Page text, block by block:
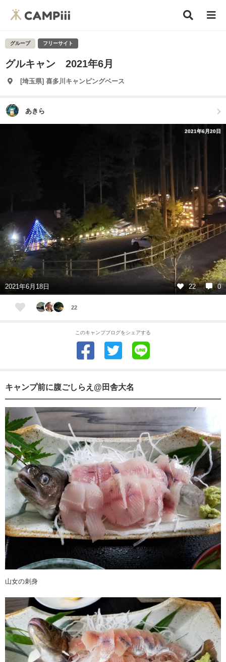
グループ フリーサイト
グルキャン 2021年6月
[埼玉県] 喜多川キャンピングベース
あきら
2021年6月20日
2021年6月18日 22 0
22
このキャンプブログをシェアする
キャンプ前に腹ごしらえ@田舎大名
山女の刺身